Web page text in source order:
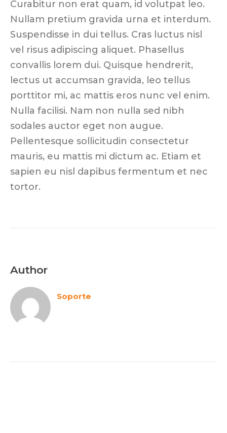
Curabitur non erat quam, id volutpat leo.
Nullam pretium gravida urna et interdum.
Suspendisse in dui tellus. Cras luctus nisl
vel risus adipiscing aliquet. Phasellus
convallis lorem dui. Quisque hendrerit,
lectus ut accumsan gravida, leo tellus
porttitor mi, ac mattis eros nunc vel enim.
Nulla facilisi. Nam non nulla sed nibh
sodales auctor eget non augue.
Pellentesque sollicitudin consectetur
mauris, eu mattis mi dictum ac. Etiam et
sapien eu nisl dapibus fermentum et nec
tortor.
Author
Soporte